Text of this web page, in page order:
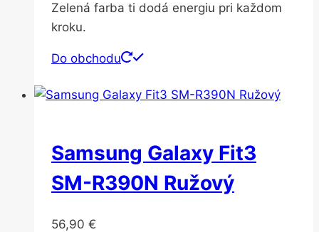
Zelená farba ti dodá energiu pri každom
kroku.
Do obchodu
Samsung Galaxy Fit3
SM-R390N Ružový
56,90 €